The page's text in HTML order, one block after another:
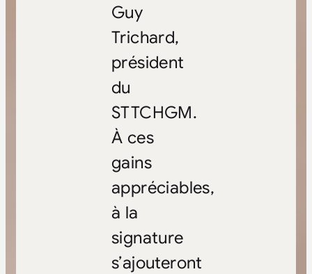
Guy
Trichard,
président
du
STTCHGM.
À ces
gains
appréciables,
à la
signature
s’ajouteront